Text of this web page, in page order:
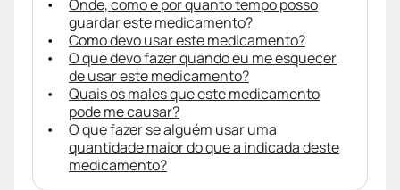
Onde, como e por quanto tempo posso
guardar este medicamento?
Como devo usar este medicamento?
O que devo fazer quando eu me esquecer
de usar este medicamento?
Quais os males que este medicamento
pode me causar?
O que fazer se alguém usar uma
quantidade maior do que a indicada deste
medicamento?